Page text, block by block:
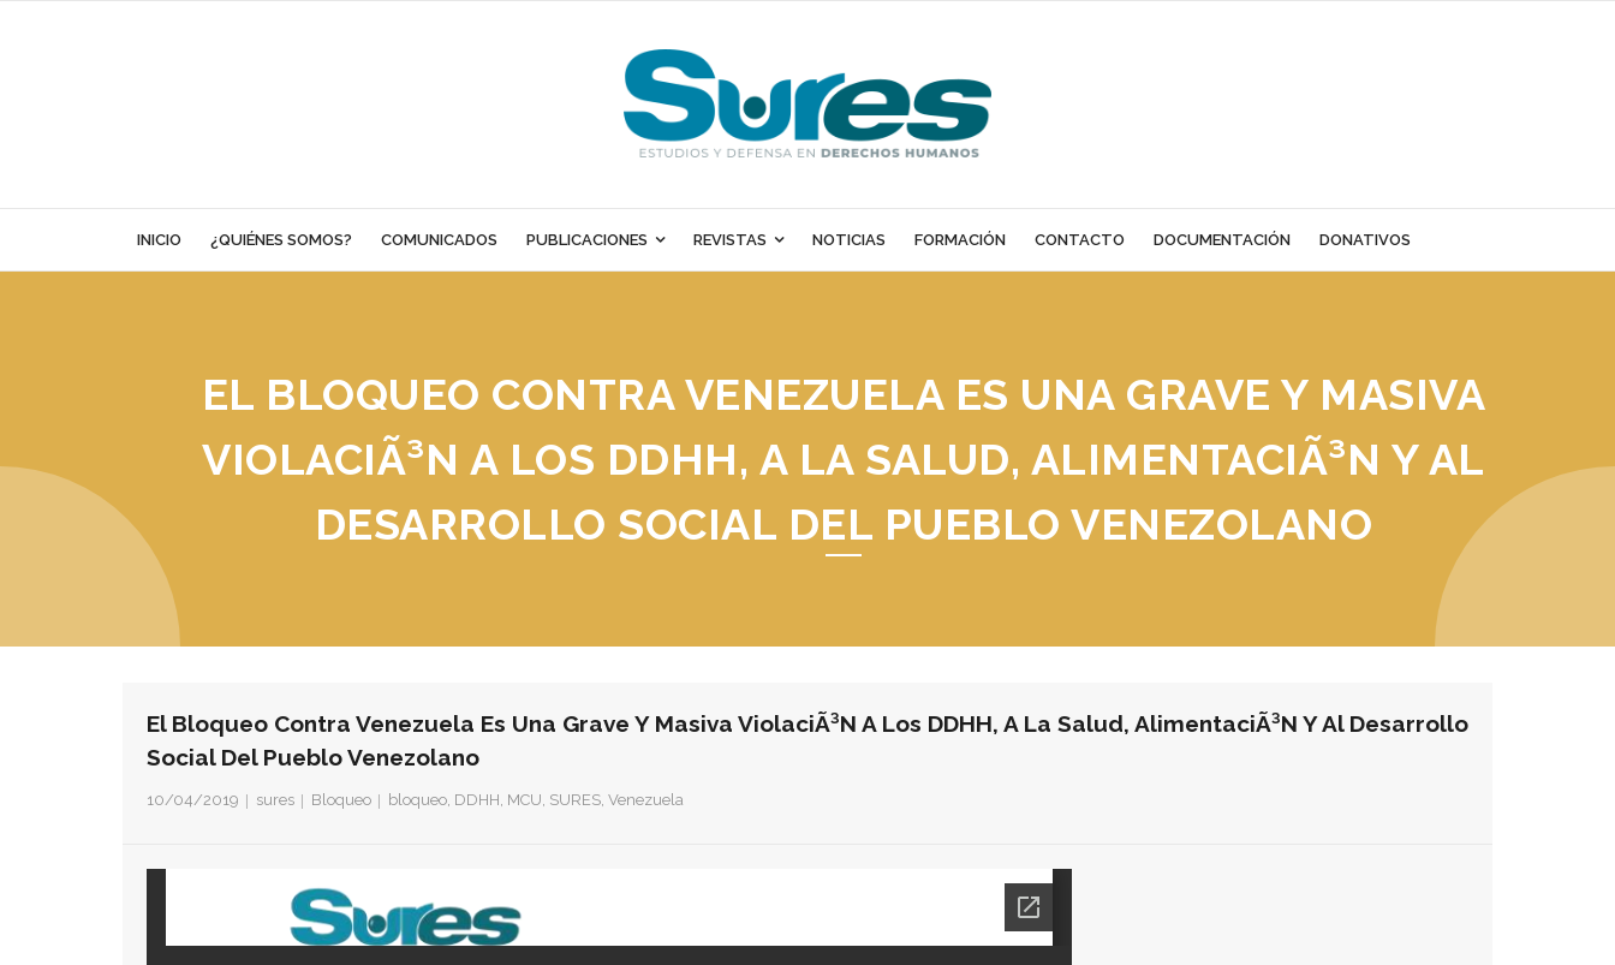
INICIO ¿QUIÉNES SOMOS? COMUNICADOS PUBLICACIONES REVISTAS NOTICIAS FORMACIÓN CONTACTO DOCUMENTACIÓN DONATIVOS
EL BLOQUEO CONTRA VENEZUELA ES UNA GRAVE Y MASIVA
VIOLACIÃ³N A LOS DDHH, A LA SALUD, ALIMENTACIÃ³N Y AL
DESARROLLO SOCIAL DEL PUEBLO VENEZOLANO
El Bloqueo Contra Venezuela Es Una Grave Y Masiva ViolaciÃ³n A Los DDHH, A La Salud, AlimentaciÃ³n Y Al Desarrollo
Social Del Pueblo Venezolano
10/04/2019 sures Bloqueo bloqueo DDHH MCU SURES Venezuela